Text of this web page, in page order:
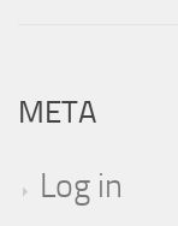
META
Log in